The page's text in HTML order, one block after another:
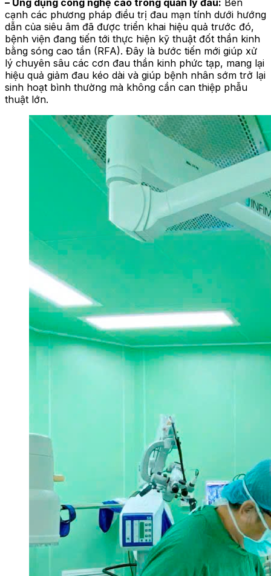
cạnh các phương pháp điều trị đau mạn tính dưới hướng
dẫn của siêu âm đã được triển khai hiệu quả trước đó,
bệnh viện đang tiến tới thực hiện kỹ thuật đốt thần kinh
bằng sóng cao tần (RFA). Đây là bước tiến mới giúp xử
lý chuyên sâu các cơn đau thần kinh phức tạp, mang lại
hiệu quả giảm đau kéo dài và giúp bệnh nhân sớm trở lại
sinh hoạt bình thường mà không cần can thiệp phẫu
thuật lớn.